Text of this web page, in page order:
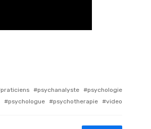
praticiens psychanalyste
psychologie
psychologue
psychotherapie video